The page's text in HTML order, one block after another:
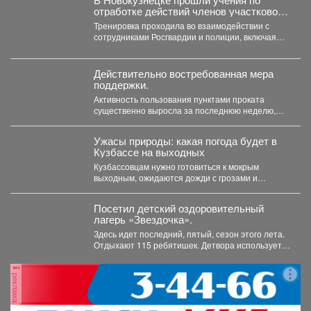
отработке действий членов участковой
избирательной комиссии в нештатных
ситуациях на предстоящих выборах.
Тренировка проходила во взаимодействии с
сотрудниками Росгвардии и полиции, включая
Действительно востребованная мера
поддержки.
Активность пользования пунктами проката
существенно выросла за последнюю неделю,
Ужасы природы: какая погода будет в
Кузбассе на выходных
Кузбассовцам нужно готовиться к мокрым
выходным, ожидаются дожди с грозами и
Посетил детский оздоровительный
лагерь «Звездочка».
Здесь идет последний, пятый, сезон этого лета.
Отдыхают 115 ребятишек. Детвора использует
реклама